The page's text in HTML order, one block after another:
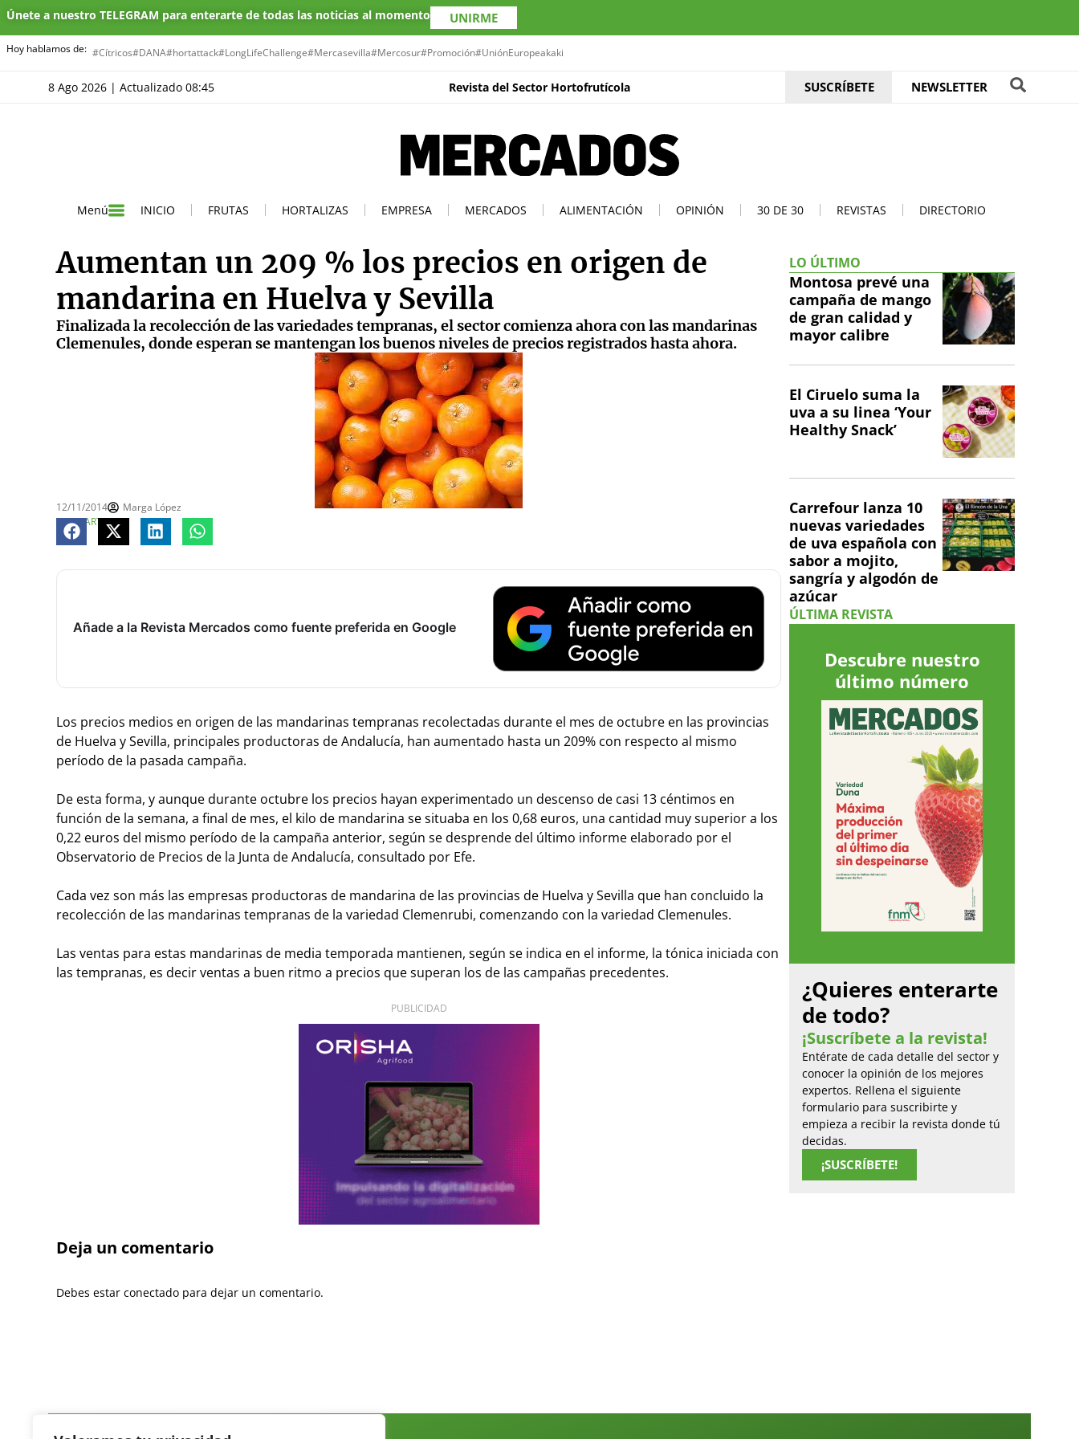
Únete a nuestro TELEGRAM para enterarte de todas las noticias al momento UNIRME
Hoy hablamos de: #Cítricos#DANA#hortattack#LongLifeChallenge#Mercasevilla#Mercosur#Promoción#UniónEuropeakaki
8 Ago 2026 | Actualizado 08:45 Revista del Sector Hortofrutícola SUSCRÍBETE NEWSLETTER
Menú INICIO FRUTAS HORTALIZAS EMPRESA MERCADOS ALIMENTACIÓN OPINIÓN 30 DE 30 REVISTAS DIRECTORIO
Aumentan un 209 % los precios en origen de
mandarina en Huelva y Sevilla
Finalizada la recolección de las variedades tempranas, el sector comienza ahora con las mandarinas
Clemenules, donde esperan se mantengan los buenos niveles de precios registrados hasta ahora.
12/11/2014
Marga López
COMPARTE
Añade a la Revista Mercados como fuente preferida en Google
Los precios medios en origen de las mandarinas tempranas recolectadas durante el mes de octubre en las provincias
de Huelva y Sevilla, principales productoras de Andalucía, han aumentado hasta un 209% con respecto al mismo
período de la pasada campaña.
De esta forma, y aunque durante octubre los precios hayan experimentado un descenso de casi 13 céntimos en
función de la semana, a final de mes, el kilo de mandarina se situaba en los 0,68 euros, una cantidad muy superior a los
0,22 euros del mismo período de la campaña anterior, según se desprende del último informe elaborado por el
Observatorio de Precios de la Junta de Andalucía, consultado por Efe.
Cada vez son más las empresas productoras de mandarina de las provincias de Huelva y Sevilla que han concluido la
recolección de las mandarinas tempranas de la variedad Clemenrubi, comenzando con la variedad Clemenules.
Las ventas para estas mandarinas de media temporada mantienen, según se indica en el informe, la tónica iniciada con
las tempranas, es decir ventas a buen ritmo a precios que superan los de las campañas precedentes.
PUBLICIDAD
Deja un comentario
Debes estar conectado para dejar un comentario.
LO ÚLTIMO
Montosa prevé una
campaña de mango
de gran calidad y
mayor calibre
El Ciruelo suma la
uva a su linea ‘Your
Healthy Snack’
Carrefour lanza 10
nuevas variedades
de uva española con
sabor a mojito,
sangría y algodón de
azúcar
ÚLTIMA REVISTA
Descubre nuestro
último número
¿Quieres enterarte
de todo?
¡Suscríbete a la revista!
Entérate de cada detalle del sector y
conocer la opinión de los mejores
expertos. Rellena el siguiente
formulario para suscribirte y
empieza a recibir la revista donde tú
decidas.
¡SUSCRÍBETE!